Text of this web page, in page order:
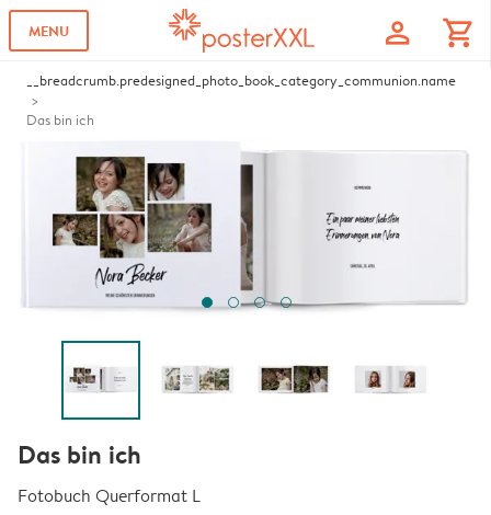
MENU profile shopping_cart
__breadcrumb.predesigned_photo_book_category_communion.name
Das bin ich
Das bin ich
Fotobuch Querformat L